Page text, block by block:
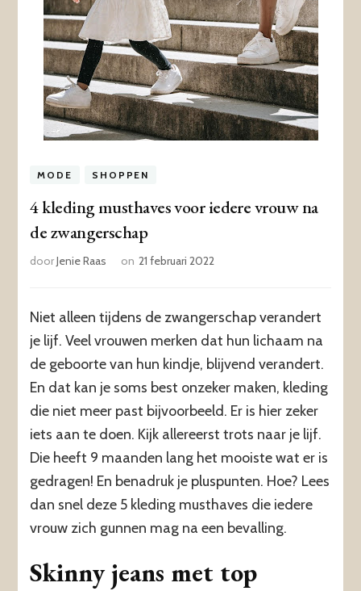
MODE SHOPPEN
4 kleding musthaves voor iedere vrouw na
de zwangerschap
doorJenie Raas on 21 februari 2022
Niet alleen tijdens de zwangerschap verandert
je lijf. Veel vrouwen merken dat hun lichaam na
de geboorte van hun kindje, blijvend verandert.
En dat kan je soms best onzeker maken, kleding
die niet meer past bijvoorbeeld. Er is hier zeker
iets aan te doen. Kijk allereerst trots naar je lijf.
Die heeft 9 maanden lang het mooiste wat er is
gedragen! En benadruk je pluspunten. Hoe? Lees
dan snel deze 5 kleding musthaves die iedere
vrouw zich gunnen mag na een bevalling.
Skinny jeans met top